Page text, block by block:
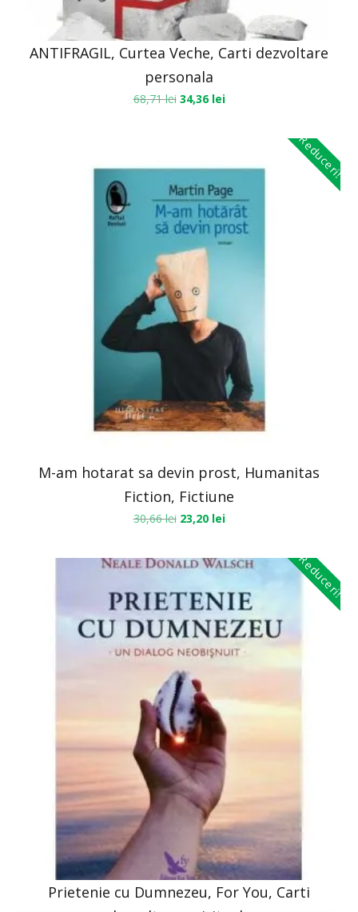
ANTIFRAGIL, Curtea Veche, Carti dezvoltare
personala
68,71lei 34,36 lei
Reduceri!
M-am hotarat sa devin prost, Humanitas
Fiction, Fictiune
30,66lei 23,20 lei
Reduceri!
Prietenie cu Dumnezeu, For You, Carti